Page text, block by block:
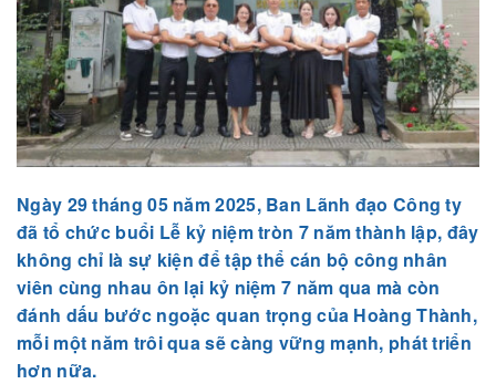
Ngày 29 tháng 05 năm 2025, Ban Lãnh đạo Công ty
đã tổ chức buổi Lễ kỷ niệm tròn 7 năm thành lập, đây
không chỉ là sự kiện để tập thể cán bộ công nhân
viên cùng nhau ôn lại kỷ niệm 7 năm qua mà còn
đánh dấu bước ngoặc quan trọng của Hoàng Thành,
mỗi một năm trôi qua sẽ càng vững mạnh, phát triển
hơn nữa.